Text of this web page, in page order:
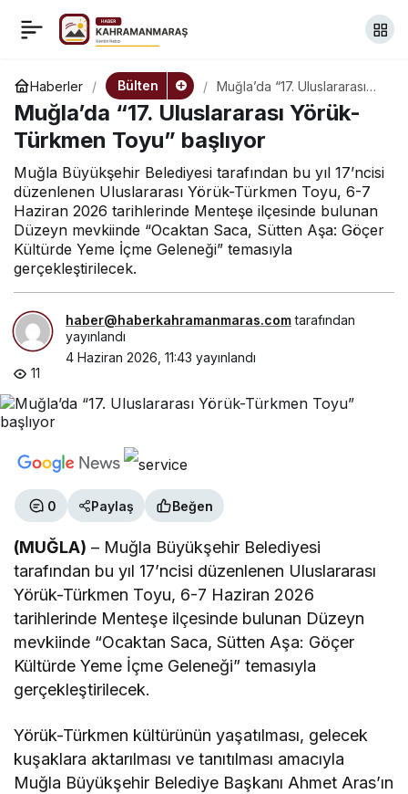
Haberler Bülten
Muğla’da “17. Uluslararası
Yörük-Türkmen Toyu”
başlıyor
Muğla’da “17. Uluslararası Yörük-
Türkmen Toyu” başlıyor
Muğla Büyükşehir Belediyesi tarafından bu yıl 17’ncisi
düzenlenen Uluslararası Yörük-Türkmen Toyu, 6-7
Haziran 2026 tarihlerinde Menteşe ilçesinde bulunan
Düzeyn mevkiinde “Ocaktan Saca, Sütten Aşa: Göçer
Kültürde Yeme İçme Geleneği” temasıyla
gerçekleştirilecek.
haber@haberkahramanmaras.comtarafından
yayınlandı
4 Haziran 2026, 11:43 yayınlandı
11
0 Paylaş Beğen
(MUĞLA) – Muğla Büyükşehir Belediyesi
tarafından bu yıl 17’ncisi düzenlenen Uluslararası
Yörük-Türkmen Toyu, 6-7 Haziran 2026
tarihlerinde Menteşe ilçesinde bulunan Düzeyn
mevkiinde “Ocaktan Saca, Sütten Aşa: Göçer
Kültürde Yeme İçme Geleneği” temasıyla
gerçekleştirilecek.
Yörük-Türkmen kültürünün yaşatılması, gelecek
kuşaklara aktarılması ve tanıtılması amacıyla
Muğla Büyükşehir Belediye Başkanı Ahmet Aras’ın
Üsküdar’da “Filenin
Sultanları” için dev
ekran kuruluyor
Paylaş